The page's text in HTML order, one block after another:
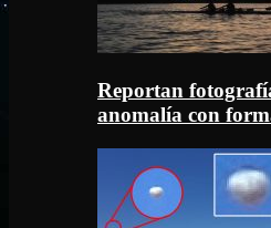
Reportan
anomalía con